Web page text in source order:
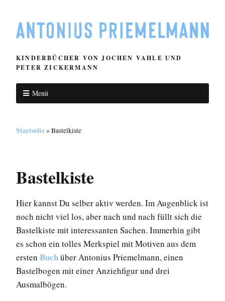
KINDERBÜCHER VON JOCHEN VAHLE UND
PETER ZICKERMANN
Menü
Startseite» Bastelkiste
Bastelkiste
Hier kannst Du selber aktiv werden. Im Augenblick ist
noch nicht viel los, aber nach und nach füllt sich die
Bastelkiste mit interessanten Sachen. Immerhin gibt
es schon ein tolles Merkspiel mit Motiven aus dem
ersten Buchüber Antonius Priemelmann, einen
Bastelbogen mit einer Anziehfigur und drei
Ausmalbögen.